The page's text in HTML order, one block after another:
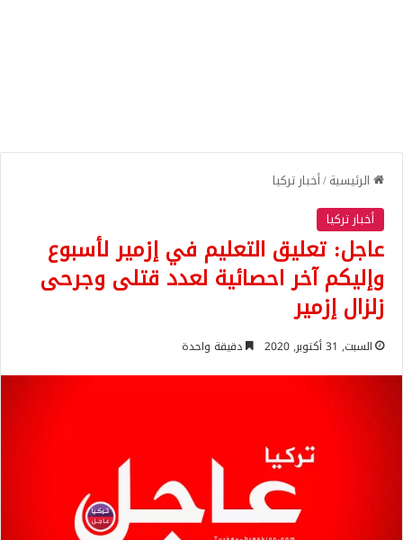
الرئيسية/أخبار تركيا
أخبار تركيا
عاجل: تعليق التعليم في إزمير لأسبوع
وإليكم آخر احصائية لعدد قتلى وجرحى
زلزال إزمير
السبت, 31 أكتوبر, 2020 دقيقة واحدة